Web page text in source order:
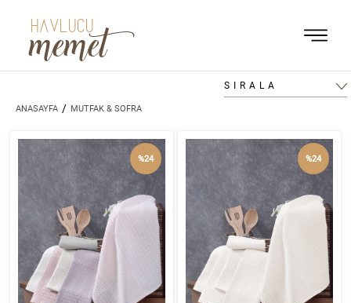
HAVLUCU
memet
ANASAYFA / MUTFAK & SOFRA
SIRALA
%24 %24